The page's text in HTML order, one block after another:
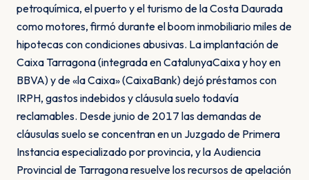
petroquímica, el puerto y el turismo de la Costa Daurada
como motores, firmó durante el boom inmobiliario miles de
hipotecas con condiciones abusivas. La implantación de
Caixa Tarragona (integrada en CatalunyaCaixa y hoy en
BBVA) y de «la Caixa» (CaixaBank) dejó préstamos con
IRPH, gastos indebidos y cláusula suelo todavía
reclamables. Desde junio de 2017 las demandas de
cláusulas suelo se concentran en un Juzgado de Primera
Instancia especializado por provincia, y la Audiencia
Provincial de Tarragona resuelve los recursos de apelación